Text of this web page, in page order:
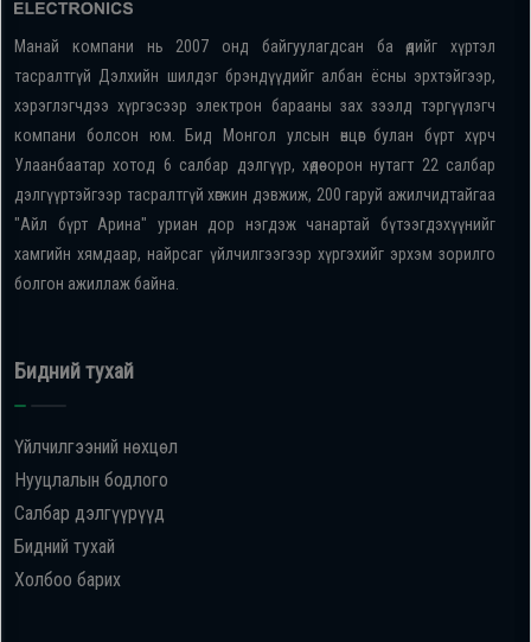
Манай компани нь 2007 онд байгуулагдсан ба өдийг хүртэл
тасралтгүй Дэлхийн шилдэг брэндүүдийг албан ёсны эрхтэйгээр,
хэрэглэгчдээ хүргэсээр электрон барааны зах зээлд тэргүүлэгч
компани болсон юм. Бид Монгол улсын өнцөг булан бүрт хүрч
Улаанбаатар хотод 6 салбар дэлгүүр, хөдөө орон нутагт 22 салбар
дэлгүүртэйгээр тасралтгүй хөгжин дэвжиж, 200 гаруй ажилчидтайгаа
"Айл бүрт Арина" уриан дор нэгдэж чанартай бүтээгдэхүүнийг
хамгийн хямдаар, найрсаг үйлчилгээгээр хүргэхийг эрхэм зорилго
болгон ажиллаж байна.
Бидний тухай
Үйлчилгээний нөхцөл
Нууцлалын бодлого
Салбар дэлгүүрүүд
Бидний тухай
Холбоо барих